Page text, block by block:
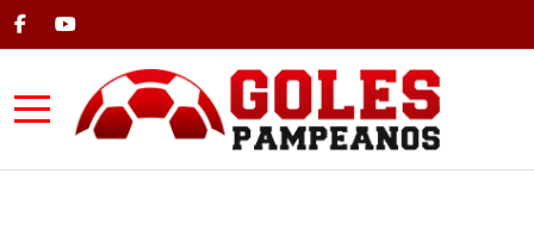
Mobile Menu Toggle